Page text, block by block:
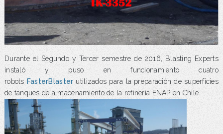
Durante el Segundo y Tercer semestre de 2016, Blasting Experts
instaló y puso en funcionamiento cuatro
robots FasterBlaster utilizados para la preparación de superficies
de tanques de almacenamiento de la refinería ENAP en Chile.